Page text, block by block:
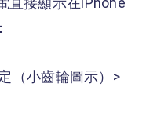
（小齒輪圖示）>